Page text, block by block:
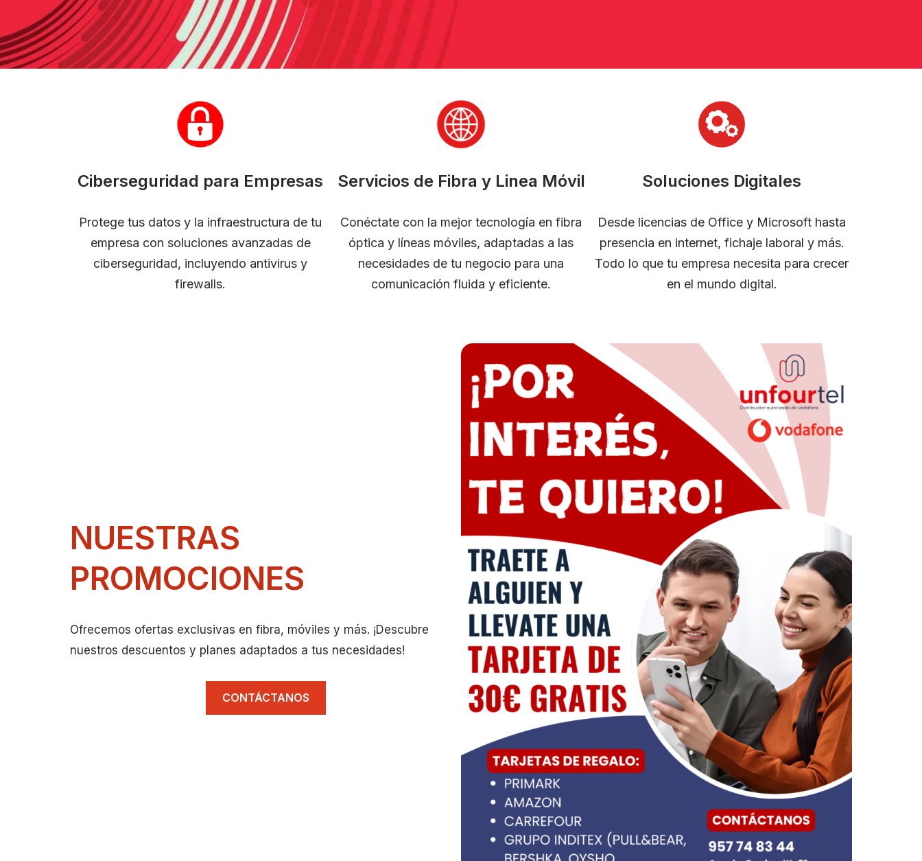
Ciberseguridad para Empresas
Protege tus datos y la infraestructura de tu
empresa con soluciones avanzadas de
ciberseguridad, incluyendo antivirus y
firewalls.
Servicios de Fibra y Linea Móvil
Conéctate con la mejor tecnología en fibra
óptica y líneas móviles, adaptadas a las
necesidades de tu negocio para una
comunicación fluida y eficiente.
Soluciones Digitales
Desde licencias de Office y Microsoft hasta
presencia en internet, fichaje laboral y más.
Todo lo que tu empresa necesita para crecer
en el mundo digital.
NUESTRAS
PROMOCIONES
Ofrecemos ofertas exclusivas en fibra, móviles y más. ¡Descubre
nuestros descuentos y planes adaptados a tus necesidades!
CONTÁCTANOS